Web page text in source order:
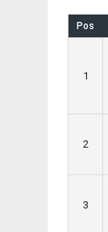
Pos
1
2
3